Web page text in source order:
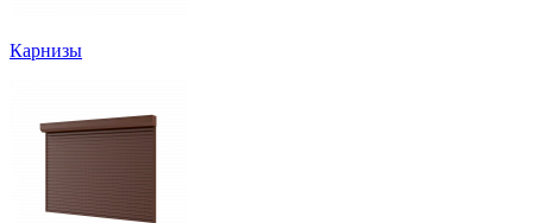
Карнизы